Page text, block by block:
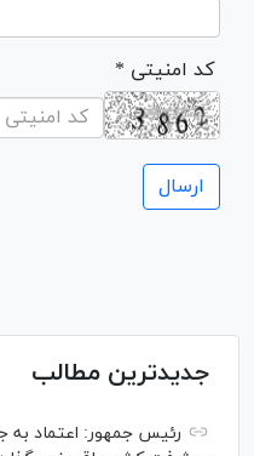
* کد امنیتی
جدیدترین مطالب
رئیس جمهور: اعتماد به